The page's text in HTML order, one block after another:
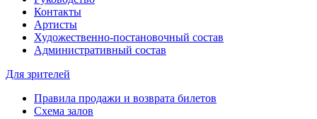
Контакты
Артисты
Художественно-постановочный состав
Административный состав
Для зрителей
Правила продажи и возврата билетов
Схема залов